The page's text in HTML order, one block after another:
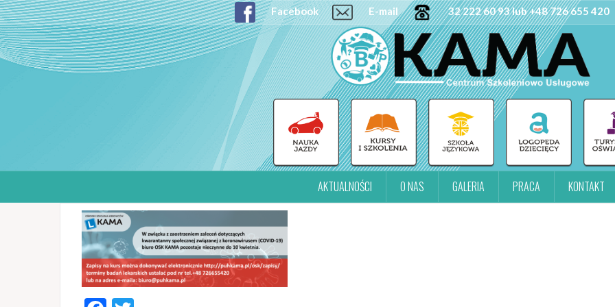
Facebook E-mail 32 222 60 93 lub +48 726 655 420
AKTUALNOŚCI O NAS GALERIA PRACA KONTAKT